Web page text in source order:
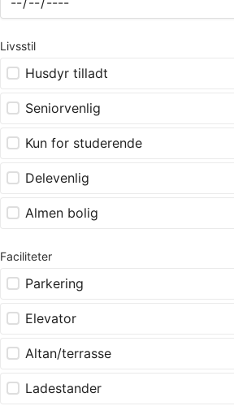
Livsstil
Husdyr tilladt
Seniorvenlig
Kun for studerende
Delevenlig
Almen bolig
Faciliteter
Parkering
Elevator
Altan/terrasse
Ladestander